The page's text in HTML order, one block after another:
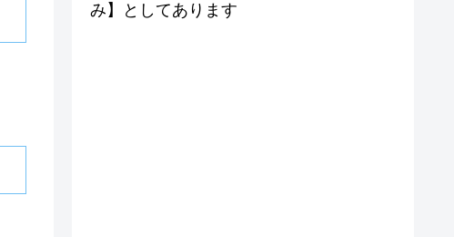
み】としてあります